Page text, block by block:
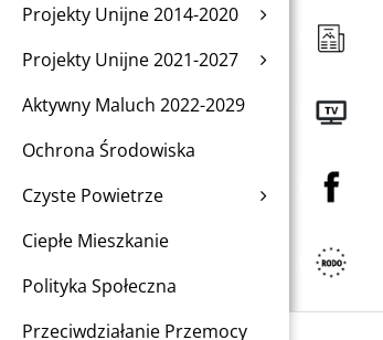
Projekty Unijne 2014-2020
Projekty Unijne 2021-2027
Aktywny Maluch 2022-2029
Ochrona Środowiska
Czyste Powietrze
Ciepłe Mieszkanie
Polityka Społeczna
Przeciwdziałanie Przemocy